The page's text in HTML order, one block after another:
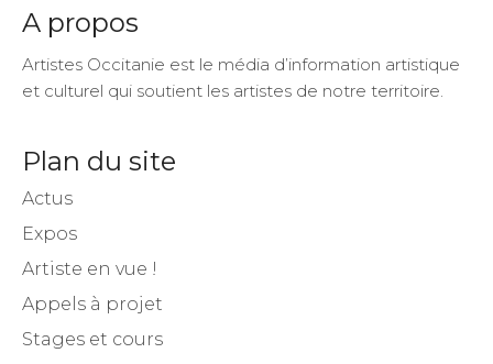
A propos
Artistes Occitanie est le média d’information artistique
et culturel qui soutient les artistes de notre territoire.
Plan du site
Actus
Expos
Artiste en vue !
Appels à projet
Stages et cours